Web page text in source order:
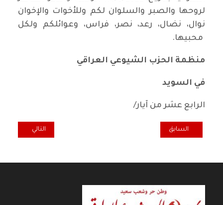
لروحها والصبر والسلوان لكم وللأخوات والإخوان
نوال، نضال، رعد، نصر، فراس، وعوائلكم ولكل
محبيها.
منظمة الحزب الشيوعي العراقي
في السويد
الرابع عشر من آيار/
المقال السابق: تعزية منظمة الحزب في ألمانيا للرفيق د. صادق اطيمش
السابق المقال التالي:
التالي